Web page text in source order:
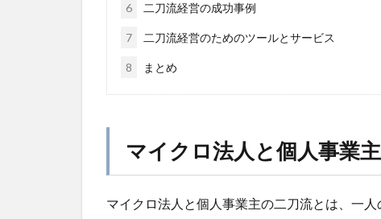
6 二刀流経営の成功事例
7 二刀流経営のためのツールとサービス
8 まとめ
マイクロ法人と個人事業
マイクロ法人と個人事業主の二刀流とは、一